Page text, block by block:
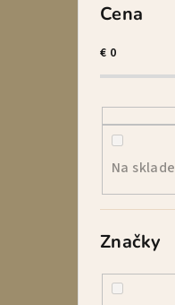
Cena
€ 0
Na sklade
Značky